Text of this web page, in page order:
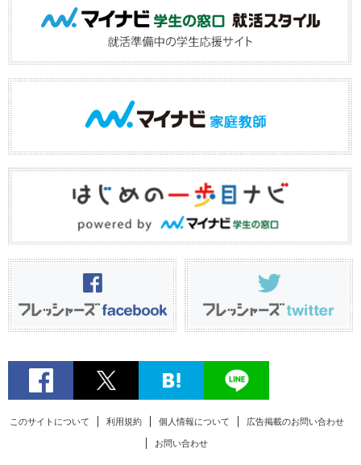
このサイトについて 利用規約 個人情報について 広告掲載のお問い合わせ
お問い合わせ